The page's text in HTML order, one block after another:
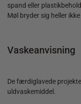
spand eller
Møl bryder sig heller
Vaskeanvisning
De færdiglavede
uldvaskemiddel.